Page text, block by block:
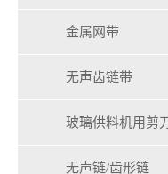
金属网带
无声齿链带
玻璃供料机用剪
无声链/齿形链